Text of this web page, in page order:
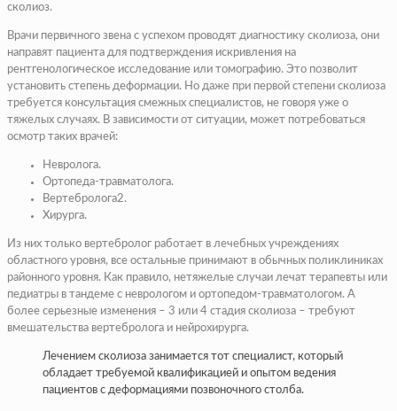
сколиоз.
Врачи первичного звена с успехом проводят диагностику сколиоза, они
направят пациента для подтверждения искривления на
рентгенологическое исследование или томографию. Это позволит
установить степень деформации. Но даже при первой степени сколиоза
требуется консультация смежных специалистов, не говоря уже о
тяжелых случаях. В зависимости от ситуации, может потребоваться
осмотр таких врачей:
Невролога.
Ортопеда-травматолога.
Вертебролога2.
Хирурга.
Из них только вертебролог работает в лечебных учреждениях
областного уровня, все остальные принимают в обычных поликлиниках
районного уровня. Как правило, нетяжелые случаи лечат терапевты или
педиатры в тандеме с неврологом и ортопедом-травматологом. А
более серьезные изменения – 3 или 4 стадия сколиоза – требуют
вмешательства вертебролога и нейрохирурга.
Лечением сколиоза занимается тот специалист, который
обладает требуемой квалификацией и опытом ведения
пациентов с деформациями позвоночного столба.